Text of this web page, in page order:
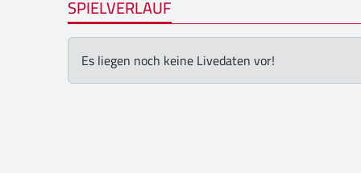
SPIELVERLAUF
Es liegen noch keine Livedaten vor!